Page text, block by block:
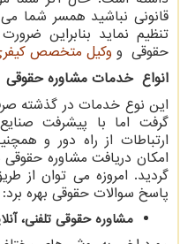
قانونی نباشید همسر شما
تنظیم نماید بنابراین
حقوقی و وکیل متخصص
انواع خدمات مشاوره حقوقی
این نوع خدمات در گذشته
گرفت اما با پیشرفت
ارتباطات از راه دور و
امکان دریافت مشاوره
گردید. امروزه می توان از
پاسخ سوالات حقوقی بهره برد:
مشاوره حقوقی تلفنی، آنلاین و